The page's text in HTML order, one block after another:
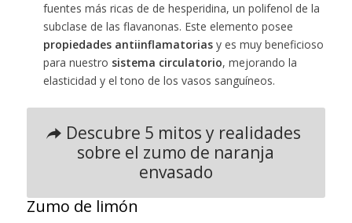
fuentes más ricas de de hesperidina, un polifenol de la
subclase de las flavanonas. Este elemento posee
propiedades antiinflamatoriasy es muy beneficioso
para nuestro sistema circulatorio, mejorando la
elasticidad y el tono de los vasos sanguíneos.
Descubre 5 mitos y realidades
sobre el zumo de naranja
envasado
Zumo de limón